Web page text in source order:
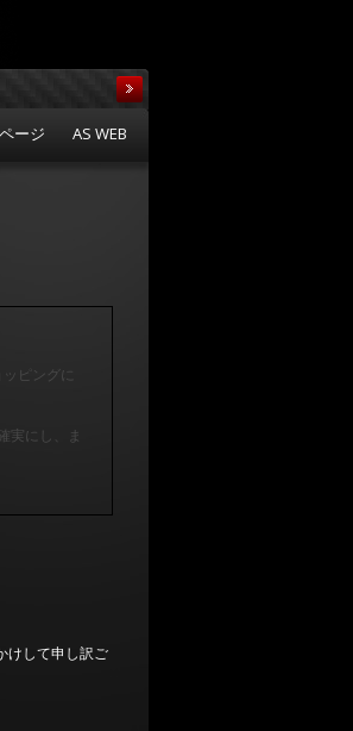
ージ AS WEB
ピングに
実にし、ま
けして申し訳ご